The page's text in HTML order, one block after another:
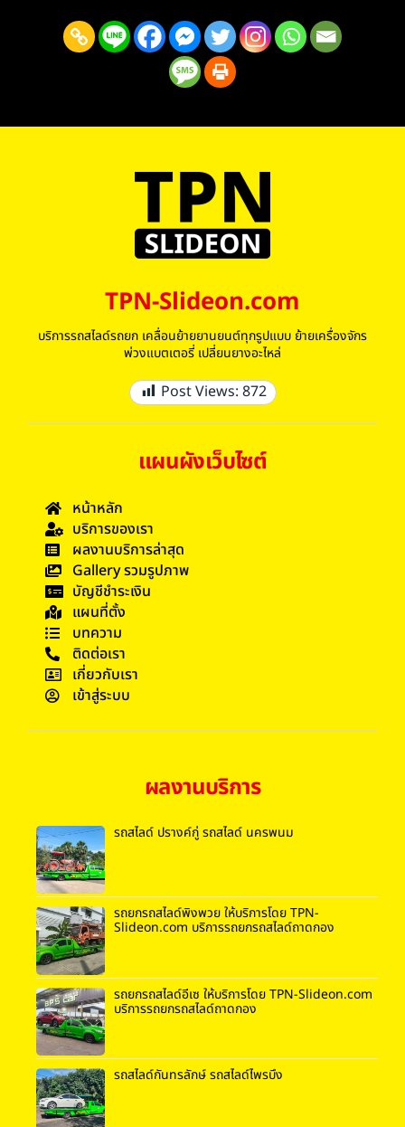
TPN-Slideon.com
บริการรถสไลด์รถยก เคลื่อนย้ายยานยนต์ทุกรูปแบบ ย้ายเครื่องจักร
พ่วงแบตเตอรี่ เปลี่ยนยางอะไหล่
Post Views: 872
แผนผังเว็บไซต์
หน้าหลัก
บริการของเรา
ผลงานบริการล่าสุด
Gallery รวมรูปภาพ
บัญชีชำระเงิน
แผนที่ตั้ง
บทความ
ติดต่อเรา
เกี่ยวกับเรา
เข้าสู่ระบบ
ผลงานบริการ
รถสไลด์ ปรางค์กู่ รถสไลด์ นครพนม
รถยกรถสไลด์พิงพวย ให้บริการโดย TPN-
Slideon.com บริการรถยกรถสไลด์ถาดกอง
รถยกรถสไลด์อีเซ ให้บริการโดย TPN-Slideon.com
บริการรถยกรถสไลด์ถาดกอง
รถสไลด์กันทรลักษ์ รถสไลด์ไพรบึง